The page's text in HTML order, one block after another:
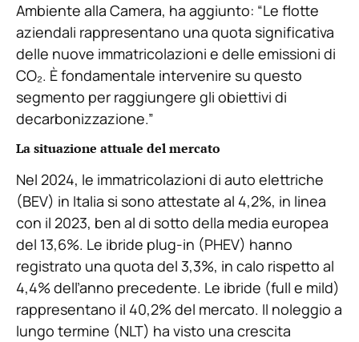
Ambiente alla Camera, ha aggiunto: “Le flotte
aziendali rappresentano una quota significativa
delle nuove immatricolazioni e delle emissioni di
CO₂. È fondamentale intervenire su questo
segmento per raggiungere gli obiettivi di
decarbonizzazione.”
La situazione attuale del mercato
Nel 2024, le immatricolazioni di auto elettriche
(BEV) in Italia si sono attestate al 4,2%, in linea
con il 2023, ben al di sotto della media europea
del 13,6%. Le ibride plug-in (PHEV) hanno
registrato una quota del 3,3%, in calo rispetto al
4,4% dell’anno precedente. Le ibride (full e mild)
rappresentano il 40,2% del mercato. Il noleggio a
lungo termine (NLT) ha visto una crescita